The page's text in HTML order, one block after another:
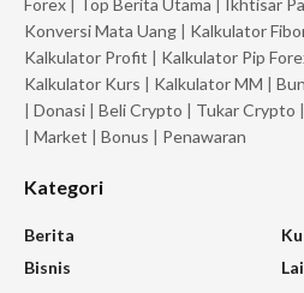
Konversi Mata Uang | Kalkulator
Kalkulator Profit | Kalkulator Pip
Kalkulator Kurs | Kalkulator MM |
| Donasi | Beli Crypto | Tukar Crypto |
| Market | Bonus | Penawaran
Kategori
Berita
Bisnis